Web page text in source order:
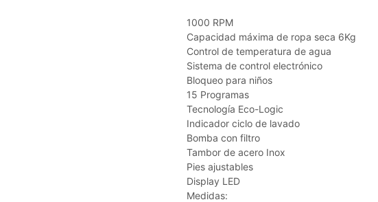
1000 RPM
Capacidad máxima de ropa seca 6Kg
Control de temperatura de agua
Sistema de control electrónico
Bloqueo para niños
15 Programas
Tecnología Eco-Logic
Indicador ciclo de lavado
Bomba con filtro
Tambor de acero Inox
Pies ajustables
Display LED
Medidas: